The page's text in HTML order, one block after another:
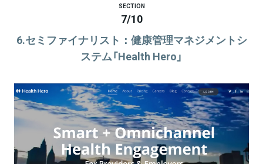
SECTION
7/10
6.セミファイナリスト：健康管理マネジメントシ
ステム「Health Hero」